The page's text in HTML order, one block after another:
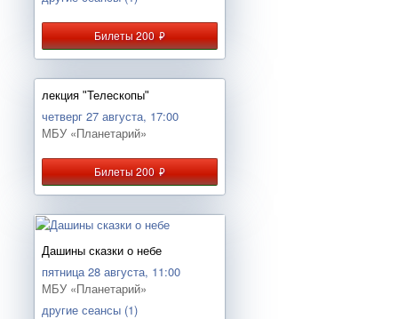
Билеты 200руб.
лекция "Телескопы"
четверг 27 августа, 17:00
МБУ «Планетарий»
Билеты 200руб.
Дашины сказки о небе
пятница 28 августа, 11:00
МБУ «Планетарий»
другие сеансы (1)